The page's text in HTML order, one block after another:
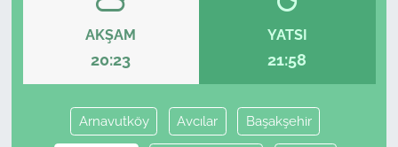
AKŞAM
20:23
YATSI
21:58
Arnavutköy Avcılar Başakşehir